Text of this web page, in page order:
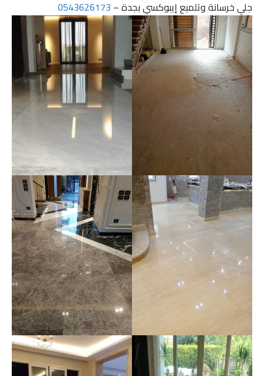
جلي خرسانة وتلميع إيبوكسي بجدة –0543626173